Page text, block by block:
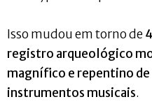
Isso mudou em torno de
registro arqueológico
magnífico e repentino
instrumentos musicais.